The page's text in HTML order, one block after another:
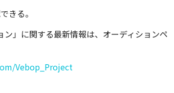
きる。
」に関する最新情報は、オーディションペ
Vebop_Project